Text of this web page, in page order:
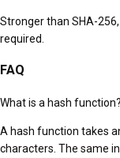
Stronger than SHA-
required.
FAQ
What is a hash function?
A hash function takes
characters. The same